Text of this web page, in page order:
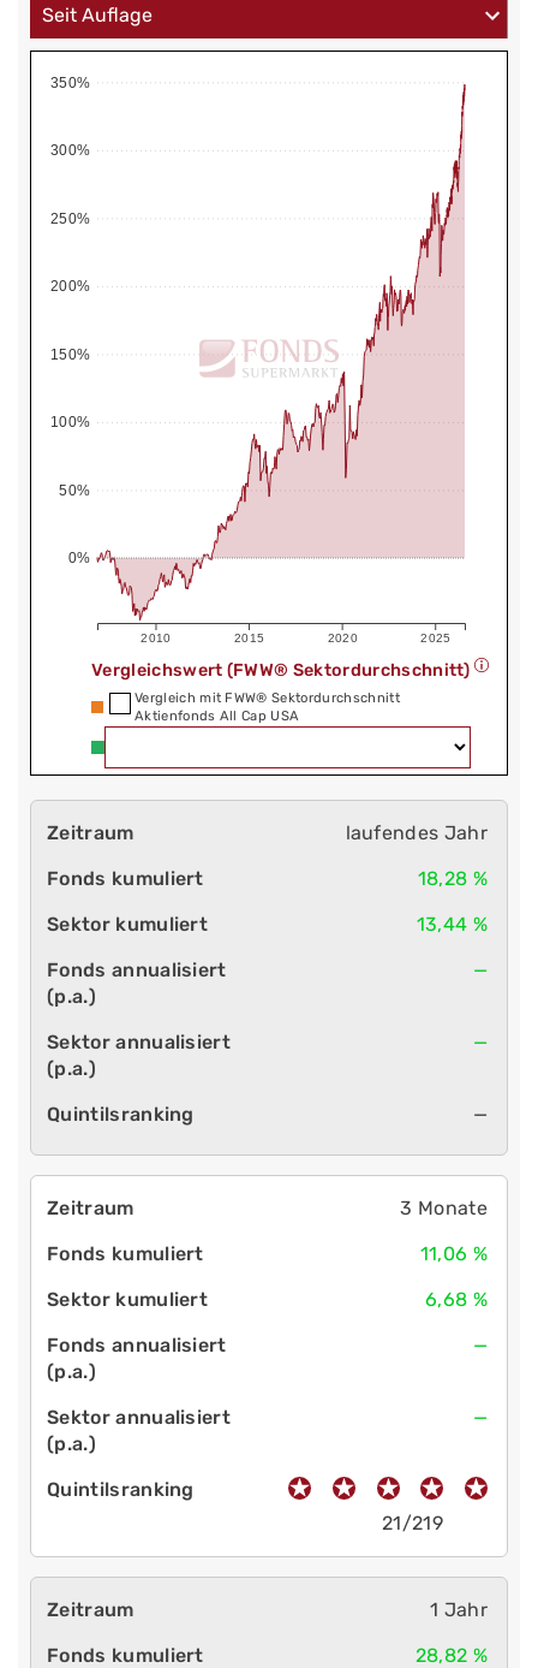
2010 2015 2020 2025
0%
50%
100%
150%
200%
250%
300%
350%
Vergleichswert (FWW® Sektordurchschnitt)
Vergleich mit FWW® Sektordurchschnitt
Aktienfonds All Cap USA
laufendes Jahr
18,28 %
13,44 %
—
—
—
3 Monate
11,06 %
6,68 %
—
—
21/219
1 Jahr
28,82 %